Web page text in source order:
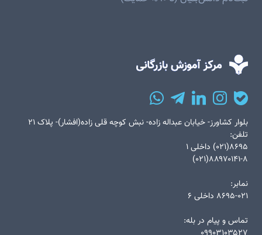
بلوار کشاورز- خیابان عبداله زاده- نبش کوچه قلی زاده(افشار)- پلاک ۲۱
تلفن:
۸۶۹۵(۰۲۱) داخلی ۱
۸۸۹۷۰۱۴۱-۸(۰۲۱)
نمابر:
۸۶۹۵-۰۲۱ داخلی ۶
تماس و پیام در بله: